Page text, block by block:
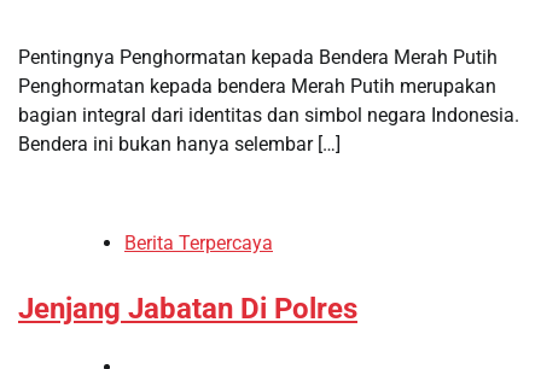
Pentingnya Penghormatan kepada Bendera Merah Putih
Penghormatan kepada bendera Merah Putih merupakan
bagian integral dari identitas dan simbol negara Indonesia.
Bendera ini bukan hanya selembar […]
Berita Terpercaya
Jenjang Jabatan Di Polres